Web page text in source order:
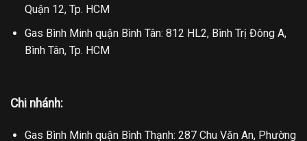
Quận 12, Tp. HCM
Gas Bình Minh quận Bình Tân: 812 HL2, Bình Trị Đông A,
Bình Tân, Tp. HCM
Chi nhánh:
Gas Bình Minh quận Bình Thạnh: 287 Chu Văn An, Phường